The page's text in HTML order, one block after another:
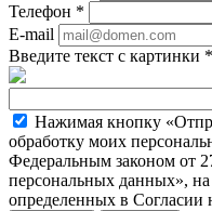
Телефон *
E-mail
Введите текст с картинки *
Нажимая кнопку
обработку моих
Федеральным законом от
персональных данных»,
определенных в Согласии